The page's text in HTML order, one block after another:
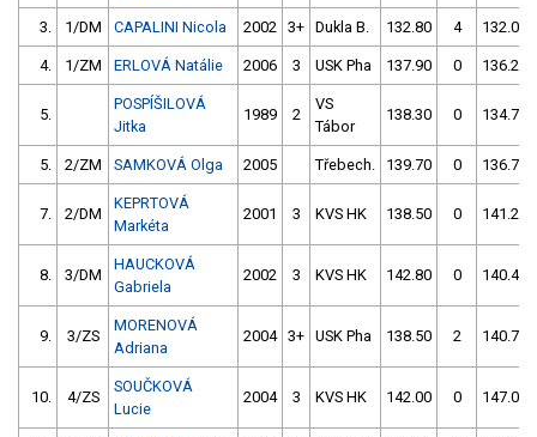
3. 1/DM CAPALINI Nicola 2002 3+ Dukla B. 132.80 4 132.00
4. 1/ZM ERLOVÁ Natálie 2006 3 USK Pha 137.90 0 136.20
5.
POSPÍŠILOVÁ
Jitka
1989 2
VS
Tábor
138.30 0 134.70
5. 2/ZM SAMKOVÁ Olga 2005 Třebech. 139.70 0 136.70
7. 2/DM
KEPRTOVÁ
Markéta
2001 3 KVS HK 138.50 0 141.20
8. 3/DM
HAUCKOVÁ
Gabriela
2002 3 KVS HK 142.80 0 140.40
9. 3/ZS
MORENOVÁ
Adriana
2004 3+ USK Pha 138.50 2 140.70
10. 4/ZS
SOUČKOVÁ
Lucie
2004 3 KVS HK 142.00 0 147.00